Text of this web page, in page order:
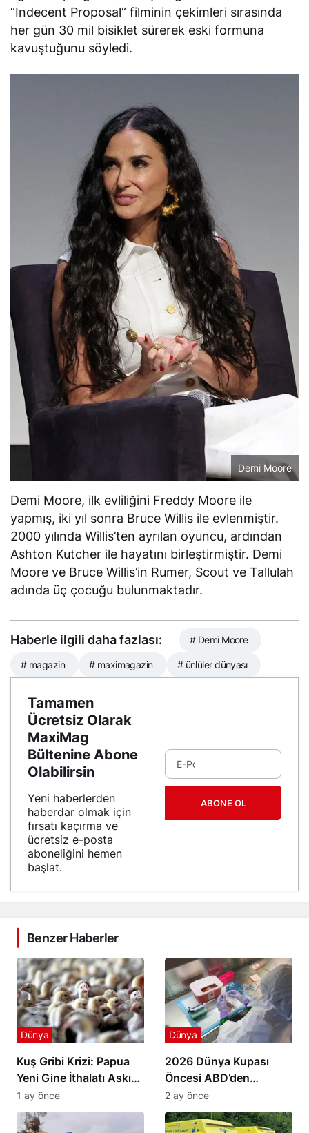
“Indecent Proposal” filminin çekimleri sırasında
her gün 30 mil bisiklet sürerek eski formuna
kavuştuğunu söyledi.
Demi Moore
Demi Moore, ilk evliliğini Freddy Moore ile
yapmış, iki yıl sonra Bruce Willis ile evlenmiştir.
2000 yılında Willis’ten ayrılan oyuncu, ardından
Ashton Kutcher ile hayatını birleştirmiştir. Demi
Moore ve Bruce Willis’in Rumer, Scout ve Tallulah
adında üç çocuğu bulunmaktadır.
Haberle ilgili daha fazlası: # Demi Moore
# magazin # maximagazin # ünlüler dünyası
Tamamen
Ücretsiz Olarak
MaxiMag
Bültenine Abone
Olabilirsin
Yeni haberlerden
haberdar olmak için
fırsatı kaçırma ve
ücretsiz e-posta
aboneliğini hemen
başlat.
ABONE OL
Benzer Haberler
Kuş Gribi Krizi: Papua
Yeni Gine İthalatı Askıya
Aldı
Dünya
1 ay önce
2026 Dünya Kupası
Öncesi ABD’den
Havalimanlarında Ebola
Önlemi
Dünya
2 ay önce